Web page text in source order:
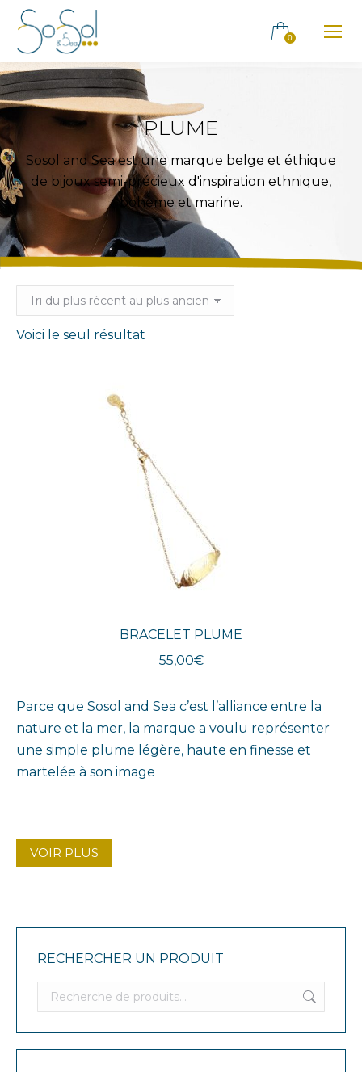
0
PLUME
Sosol and Sea est une marque belge et éthique
de bijoux semi-précieux d'inspiration ethnique,
bohème et marine.
Parce que Sosol and Sea c’est l’alliance entre la
nature et la mer, la marque a voulu représenter
une simple plume légère, haute en finesse et
martelée à son image
VOIR PLUS
Voici le seul résultat
BRACELET PLUME
55,00€
RECHERCHER UN PRODUIT